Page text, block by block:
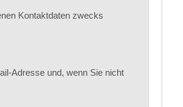
Kontaktdaten zwecks
Adresse und, wenn Sie nicht